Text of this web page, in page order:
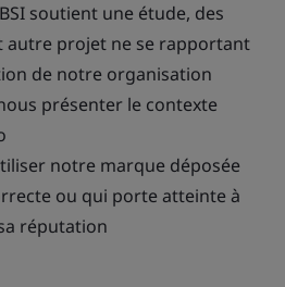
soutient une étude, des
autre projet ne se rapportant
de notre organisation
présenter le contexte
notre marque déposée
ou qui porte atteinte à
réputation